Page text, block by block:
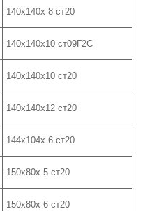
140х140х 8 ст20
140х140х10 ст09Г2С
140х140х10 ст20
140х140х12 ст20
144х104х 6 ст20
150х80х 5 ст20
150х80х 6 ст20